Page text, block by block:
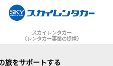
スカイレンタカー
〈レンタカー事業の提携〉
旅をサポートする